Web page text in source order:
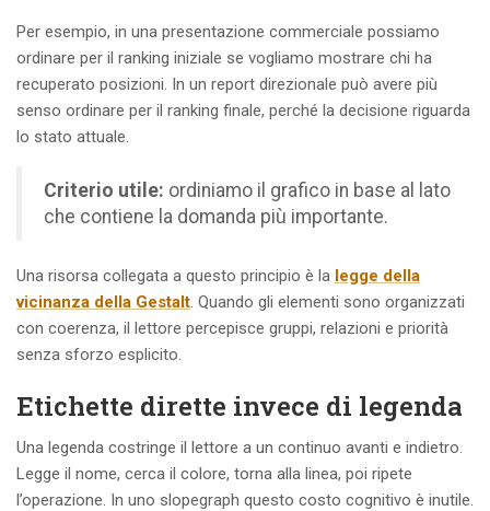
Per esempio, in una presentazione commerciale possiamo
ordinare per il ranking iniziale se vogliamo mostrare chi ha
recuperato posizioni. In un report direzionale può avere più
senso ordinare per il ranking finale, perché la decisione riguarda
lo stato attuale.
Criterio utile: ordiniamo il grafico in base al lato
che contiene la domanda più importante.
Una risorsa collegata a questo principio è la legge della
vicinanza della Gestalt. Quando gli elementi sono organizzati
con coerenza, il lettore percepisce gruppi, relazioni e priorità
senza sforzo esplicito.
Etichette dirette invece di legenda
Una legenda costringe il lettore a un continuo avanti e indietro.
Legge il nome, cerca il colore, torna alla linea, poi ripete
l’operazione. In uno slopegraph questo costo cognitivo è inutile.